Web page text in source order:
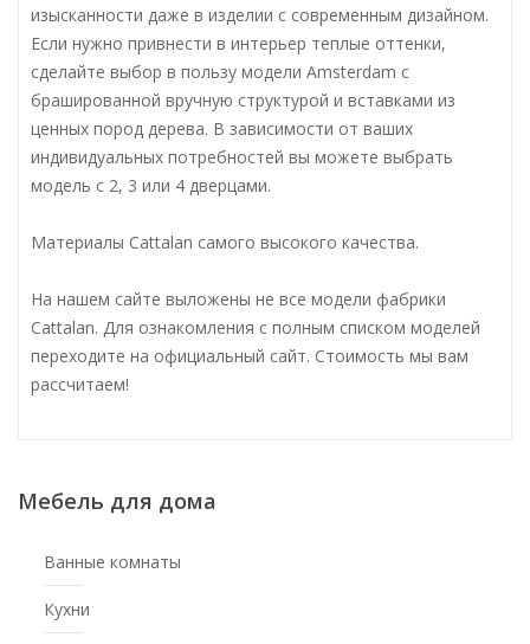
изысканности даже в изделии с современным дизайном.
Если нужно привнести в интерьер теплые оттенки,
сделайте выбор в пользу модели Amsterdam с
брашированной вручную структурой и вставками из
ценных пород дерева. В зависимости от ваших
индивидуальных потребностей вы можете выбрать
модель с 2, 3 или 4 дверцами.
Материалы Cattalan самого высокого качества.
На нашем сайте выложены не все модели фабрики
Cattalan. Для ознакомления с полным списком моделей
переходите на официальный сайт. Стоимость мы вам
рассчитаем!
Мебель для дома
Ванные комнаты
Кухни